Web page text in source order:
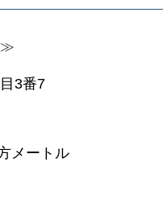
≫
3番7
メートル